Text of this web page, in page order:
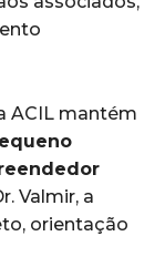
ACIL mantém
Valmir, a
orientação